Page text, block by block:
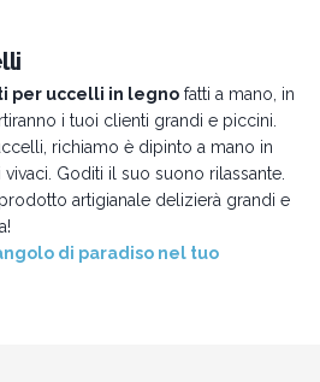
per uccelli in legnofatti a mano, in
i tuoi clienti grandi e piccini.
richiamo è dipinto a mano in
Goditi il suo suono rilassante.
artigianale delizierà grandi e
di paradiso nel tuo